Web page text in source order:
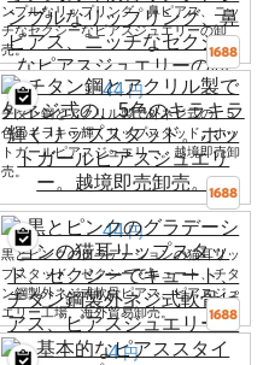
ンプルなリップリング、鼻ピアス、ニッ
チなセクシーなピアスジュエリーの卸
売。
44 円
チタン鋼とアクリル製で外ネジ式の、5
色のキラキラ輝くリップスタッド。ホッ
トガールピアスジュエリー。越境即売卸
売。
44 円
黒とピンクのグラデーションの猫耳リッ
プスタッド、セクシーでキュート、チタ
ン鋼製外ネジ式軟骨ピアス、ピアスジュ
エリー工場、海外貿易卸売。
4 円